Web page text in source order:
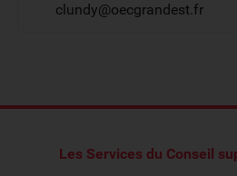
clundy@oecgrandest.fr
Les Services du Conseil